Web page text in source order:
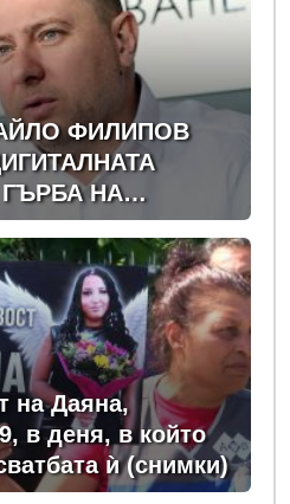
ФИЛИПОВ
НА
на Даяна,
в деня, в който
ѝ (снимки)